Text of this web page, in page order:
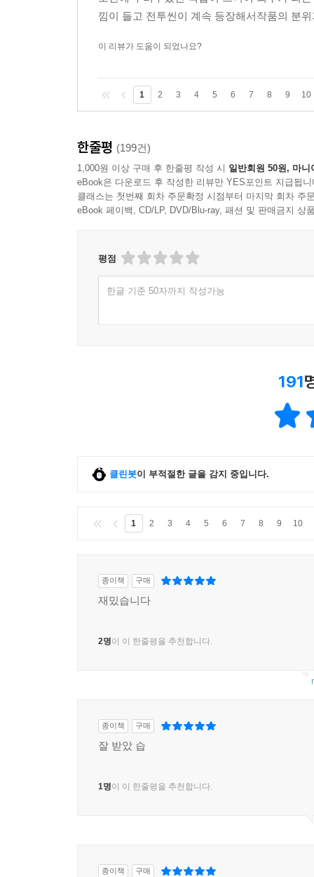
낌이 들고 전투씬이 계속 등장해서작품의 분
이 리뷰가 도움이 되었나요?
1 2 3 4 5 6 7 8 9 10
한줄평 (199건)
1,000원 이상 구매 후 한줄평 작성 시 일반회원 50원, 마니
eBook은 다운로드 후 작성한 리뷰만 YES포인트 지급됩니
클래스는 첫번째 회차 주문확정 시점부터 마지막 회차 주
eBook 페이백, CD/LP, DVD/Blu-ray, 패션 및 판매금지 상
평점
한글 기준 50자까지 작성가능
191
클린봇이 부적절한 글을 감지 중입니다.
1 2 3 4 5 6 7 8 9 10
종이책 구매
재밌습니다
2명이 이 한줄평을 추천합니다.
종이책 구매
잘 받았 습
1명이 이 한줄평을 추천합니다.
종이책 구매